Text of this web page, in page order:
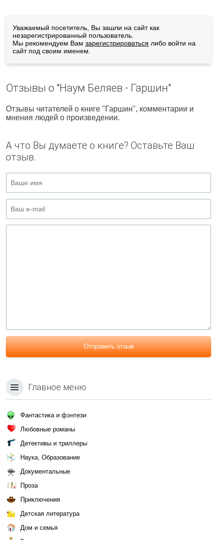
Уважаемый посетитель, Вы зашли на сайт как
незарегистрированный пользователь.
Мы рекомендуем Вам зарегистрироваться либо войти на
сайт под своим именем.
Отзывы о "Наум Беляев - Гаршин"
Отзывы читателей о книге "Гаршин", комментарии и
мнения людей о произведении.
А что Вы думаете о книге? Оставьте Ваш
отзыв.
Отправить отзыв
Главное меню
Фантастика и фэнтези
Любовные романы
Детективы и триллеры
Наука, Образование
Документальные
Проза
Приключения
Детская литература
Дом и семья